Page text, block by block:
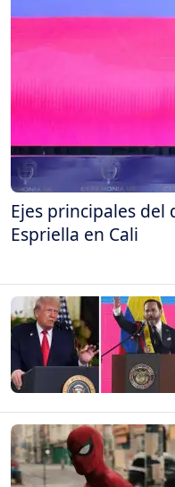
Ejes principales del
Espriella en Cali